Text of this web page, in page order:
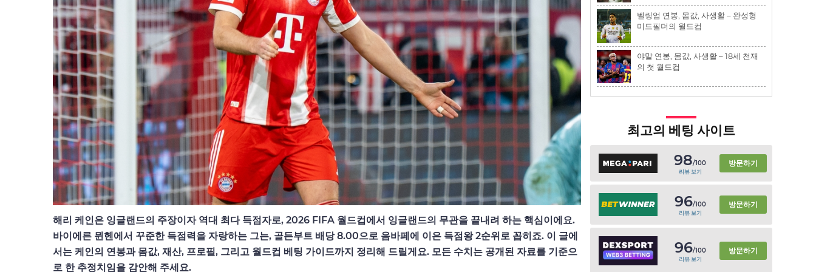
해리 케인은 잉글랜드의 주장이자 역대 최다 득점자로, 2026 FIFA 월드컵에서 잉글랜드의 무관을 끝내려 하는 핵심이에요.
바이에른 뮌헨에서 꾸준한 득점력을 자랑하는 그는, 골든부트 배당 8.00으로 음바페에 이은 득점왕 2순위로 꼽히죠. 이 글에
서는 케인의 연봉과 몸값, 재산, 프로필, 그리고 월드컵 베팅 가이드까지 정리해 드릴게요. 모든 수치는 공개된 자료를 기준으
로 한 추정치임을 감안해 주세요.
벨링엄 연봉, 몸값, 사생활 – 완성형
미드필더의 월드컵
야말 연봉, 몸값, 사생활 – 18세 천재
의 첫 월드컵
최고의 베팅 사이트
98/100
리뷰 보기
방문하기
96/100
리뷰 보기
방문하기
96/100
리뷰 보기
방문하기